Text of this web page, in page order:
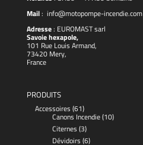
Mail: info@motopompe-incendie.com
Adresse: EUROMASTsarl
Savoie hexapole,
101 Rue Louis Armand,
73420 Mery,
France
PRODUITS
Accessoires (61)
Canons Incendie(10)
Citernes (3)
Dévidoirs (6)